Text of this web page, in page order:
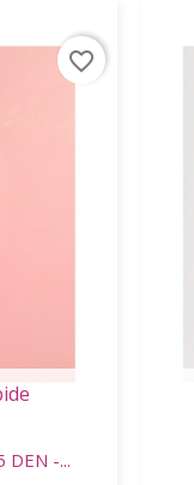
-...
favorite_border